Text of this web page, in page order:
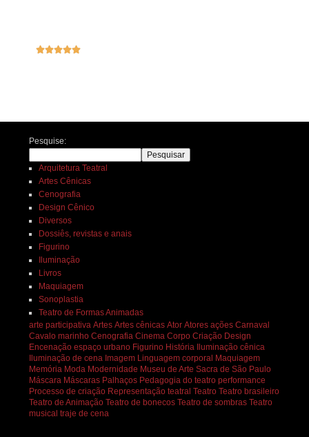

Pesquise:
Pesquisar
Arquitetura Teatral
Artes Cênicas
Cenografia
Design Cênico
Diversos
Dossiês, revistas e anais
Figurino
Iluminação
Livros
Maquiagem
Sonoplastia
Teatro de Formas Animadas
arte participativa Artes Artes cênicas Ator Atores ações Carnaval
Cavalo marinho Cenografia Cinema Corpo Criação Design
Encenação espaço urbano Figurino História
Iluminação cênica
Iluminação de cena Imagem Linguagem corporal Maquiagem
Memória Moda Modernidade Museu de Arte Sacra de São Paulo
Máscara Máscaras Palhaços Pedagogia do teatro performance
Processo de criação Representação teatral Teatro Teatro brasileiro
Teatro de Animação Teatro de bonecos Teatro de sombras Teatro
musical traje de cena